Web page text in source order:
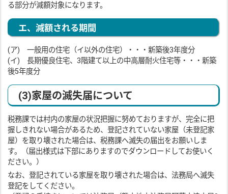
る部分が減額対象になります。
エ、減額される期間
(ア) 一般用の住宅（イ以外の住宅）・・・新築後3年度分
(イ) 長期優良住宅、3階建て以上の中高層耐火住宅等・・・新築
後5年度分
(3)家屋の滅失届について
税務課では村内の家屋の状況把握に努めておりますが、完全に把
握しきれない場合があるため、登記されていない家屋（未登記家
屋）を取り壊された場合は、税務課へ滅失の届出をお願いしま
す。（届出様式は下部にありますのでダウンロードしてお使いく
ださい。）
なお、登記されている家屋を取り壊された場合は、法務局へ滅失
登記をしてください。